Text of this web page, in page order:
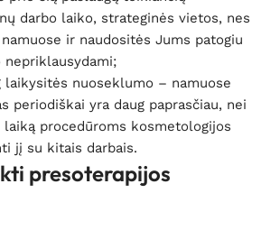
darbo laiko, strateginės vietos, nes
ir naudositės Jums patogiu
nuoseklumo – namuose
periodiškai yra daug paprasčiau, nei
procedūroms kosmetologijos
jį su kitais darbais.
presoterapijos